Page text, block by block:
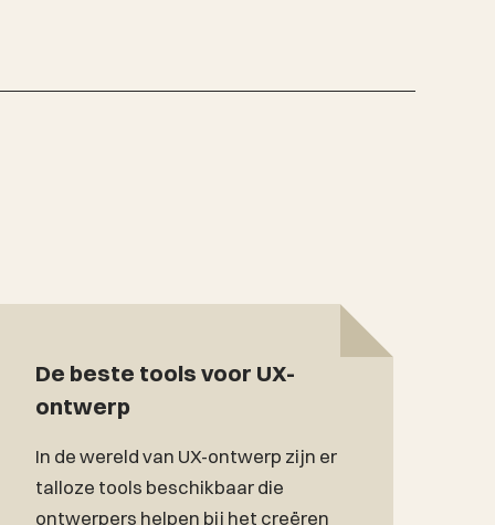
De beste tools voor UX-
ontwerp
In de wereld van UX-ontwerp zijn er
talloze tools beschikbaar die
ontwerpers helpen bij het creëren